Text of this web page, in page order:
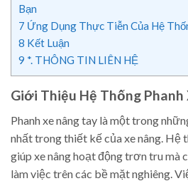
Bạn
7 Ứng Dụng Thực Tiễn Của Hệ
8 Kết Luận
9 *. THÔNG TIN LIÊN HỆ
Giới Thiệu Hệ Thống Phanh
Phanh xe nâng tay là một trong
nhất trong thiết kế của xe nâng. Hệ
giúp xe nâng hoạt động trơn tru mà
làm việc trên các bề mặt nghiêng.